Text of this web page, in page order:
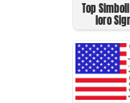
Top
loro